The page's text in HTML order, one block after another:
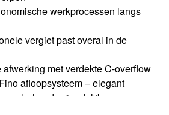
werkprocessen langs
vergiet past overal in de
met verdekte C-overflow
afloopsysteem – elegant
onderhoudsvriendelijk